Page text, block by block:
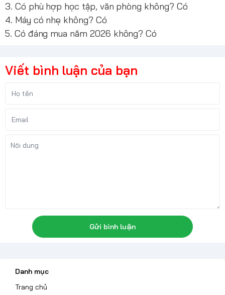
3. Có phù hợp học tập, văn phòng không? Có
4. Máy có nhẹ không? Có
5. Có đáng mua năm 2026 không? Có
Viết bình luận của bạn
Gửi bình luận
Danh mục
Trang chủ